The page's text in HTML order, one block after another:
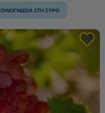
ΟΙΝΟΓΝΩΣΊΑ ΣΤΗ ΣΎΡΟ